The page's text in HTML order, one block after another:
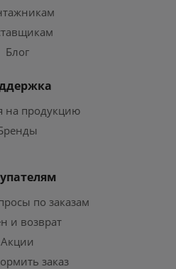
Блог
на продукцию
по заказам
и возврат
Акции
заказ